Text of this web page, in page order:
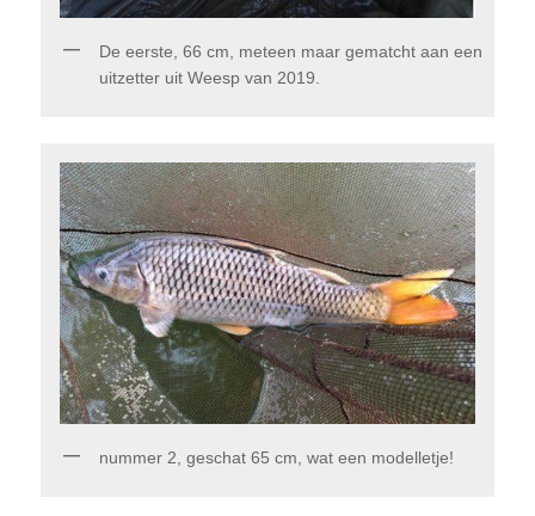
De eerste, 66 cm, meteen maar gematcht aan een
uitzetter uit Weesp van 2019.
nummer 2, geschat 65 cm, wat een modelletje!